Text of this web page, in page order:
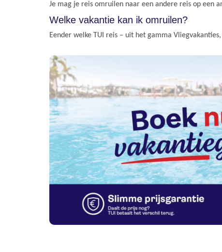
Je mag je reis omruilen naar een andere reis op een
Welke vakantie kan ik omruilen?
Eender welke TUI reis – uit het gamma